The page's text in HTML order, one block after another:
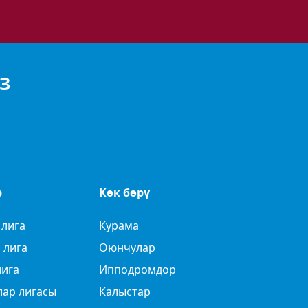
лигасы
Көк бөрү
Курама
Оюнчулар
Ипподромдор
Калыстар